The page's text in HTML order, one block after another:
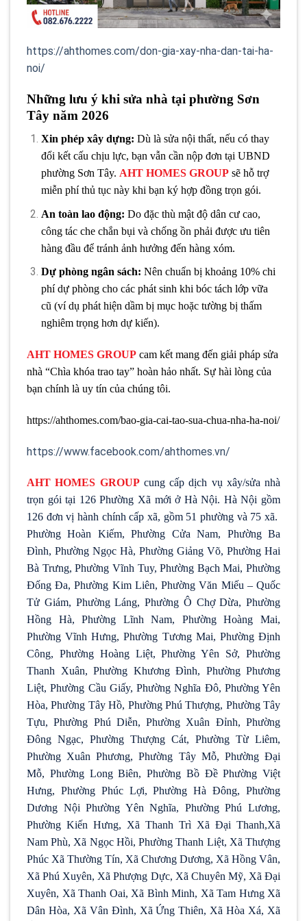
https://ahthomes.com/don-gia-xay-nha-dan-tai-ha-
noi/
Những lưu ý khi sửa nhà tại phường Sơn
Tây năm 2026
Xin phép xây dựng: Dù là sửa nội thất, nếu có thay
đổi kết cấu chịu lực, bạn vẫn cần nộp đơn tại UBND
phường Sơn Tây. AHT HOMES GROUPsẽ hỗ trợ
miễn phí thủ tục này khi bạn ký hợp đồng trọn gói.
An toàn lao động: Do đặc thù mật độ dân cư cao,
công tác che chắn bụi và chống ồn phải được ưu tiên
hàng đầu để tránh ảnh hưởng đến hàng xóm.
Dự phòng ngân sách: Nên chuẩn bị khoảng 10% chi
phí dự phòng cho các phát sinh khi bóc tách lớp vữa
cũ (ví dụ phát hiện dầm bị mục hoặc tường bị thấm
nghiêm trọng hơn dự kiến).
AHT HOMES GROUP cam kết mang đến giải pháp sửa
nhà “Chìa khóa trao tay” hoàn hảo nhất. Sự hài lòng của
bạn chính là uy tín của chúng tôi.
https://ahthomes.com/bao-gia-cai-tao-sua-chua-nha-ha-noi/
https://www.facebook.com/ahthomes.vn/
AHT HOMES GROUP cung cấp dịch vụ xây/sửa nhà
trọn gói tại 126 Phường Xã mới ở Hà Nội. Hà Nội gồm
126 đơn vị hành chính cấp xã, gồm 51 phường và 75 xã.
Phường Hoàn Kiếm, Phường Cửa Nam, Phường Ba
Đình, Phường Ngọc Hà, Phường Giảng Võ, Phường Hai
Bà Trưng, Phường Vĩnh Tuy, Phường Bạch Mai, Phường
Đống Đa, Phường Kim Liên, Phường Văn Miếu – Quốc
Tử Giám, Phường Láng, Phường Ô Chợ Dừa, Phường
Hồng Hà, Phường Lĩnh Nam, Phường Hoàng Mai,
Phường Vĩnh Hưng, Phường Tương Mai, Phường Định
Công, Phường Hoàng Liệt, Phường Yên Sở, Phường
Thanh Xuân, Phường Khương Đình, Phường Phương
Liệt, Phường Cầu Giấy, Phường Nghĩa Đô, Phường Yên
Hòa, Phường Tây Hồ, Phường Phú Thượng, Phường Tây
Tựu, Phường Phú Diễn, Phường Xuân Đỉnh, Phường
Đông Ngạc, Phường Thượng Cát, Phường Từ Liêm,
Phường Xuân Phương, Phường Tây Mỗ, Phường Đại
Mỗ, Phường Long Biên, Phường Bồ Đề Phường Việt
Hưng, Phường Phúc Lợi, Phường Hà Đông, Phường
Dương Nội Phường Yên Nghĩa, Phường Phú Lương,
Phường Kiến Hưng, Xã Thanh Trì Xã Đại Thanh,Xã
Nam Phù, Xã Ngọc Hồi, Phường Thanh Liệt, Xã Thượng
Phúc Xã Thường Tín, Xã Chương Dương, Xã Hồng Vân,
Xã Phú Xuyên, Xã Phượng Dực, Xã Chuyên Mỹ, Xã Đại
Xuyên, Xã Thanh Oai, Xã Bình Minh, Xã Tam Hưng Xã
Dân Hòa, Xã Vân Đình, Xã Ứng Thiên, Xã Hòa Xá, Xã